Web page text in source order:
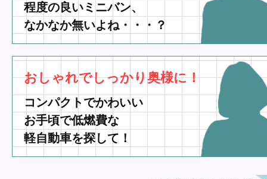
程度の良いミニバン、
なかなか無いよね・・・？
おしゃれでしっかり奥様に！
コンパクトでかわいい
お手頃で低燃費な
軽自動車を探して！